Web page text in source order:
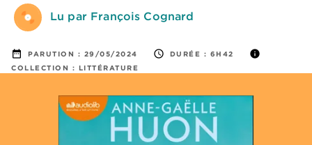
Lu par François Cognard
date_range PARUTION : 29/05/2024 access_time DURÉE : 6H42 info
COLLECTION : LITTÉRATURE